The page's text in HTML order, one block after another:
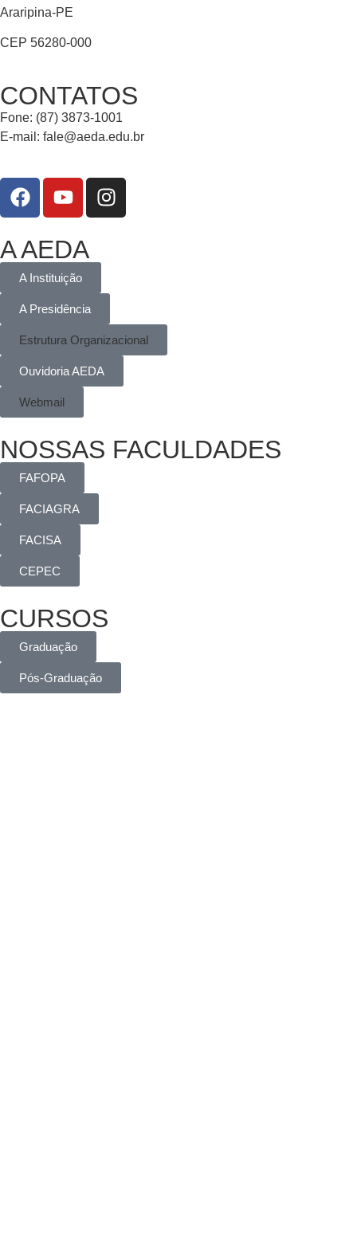
Araripina-PE
CEP 56280-000
CONTATOS
Fone: (87) 3873-1001
E-mail: fale@aeda.edu.br
A AEDA
A Instituição
A Presidência
Estrutura Organizacional
Ouvidoria AEDA
Webmail
NOSSAS FACULDADES
FAFOPA
FACIAGRA
FACISA
CEPEC
CURSOS
Graduação
Pós-Graduação